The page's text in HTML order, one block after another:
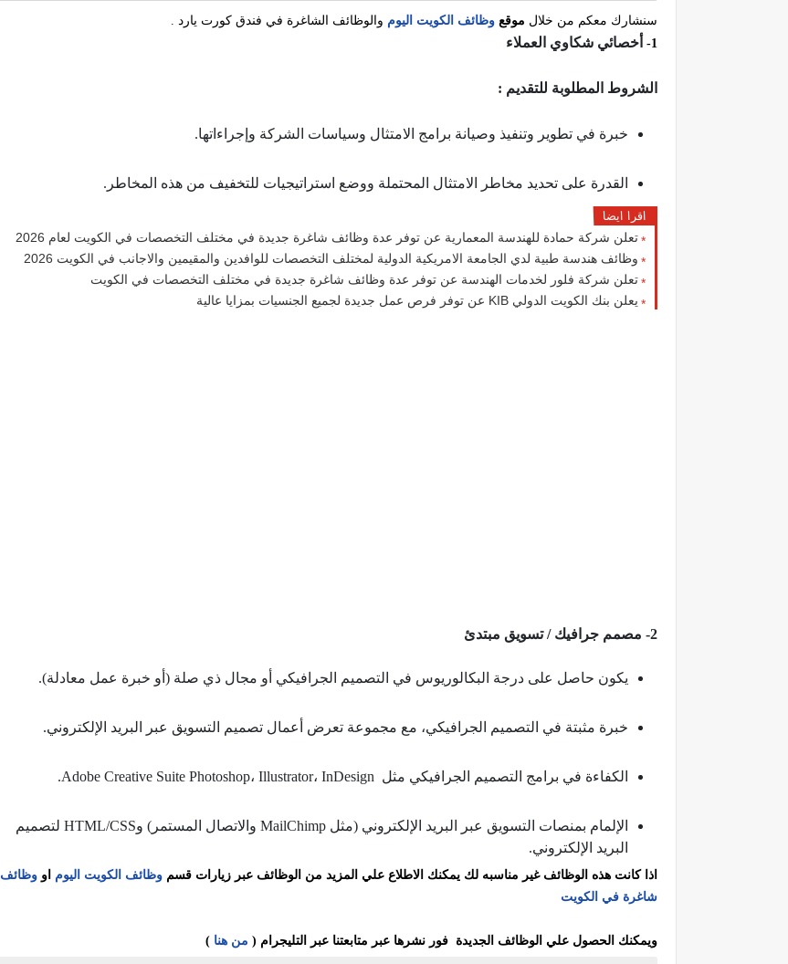
سنشارك معكم من خلال موقع وظائف الكويت اليوم والوظائف الشاغرة في فندق كورت يارد .
1-
أخصائي شكاوي العملاء
الشروط المطلوبة للتقديم :
خبرة في تطوير وتنفيذ وصيانة برامج الامتثال وسياسات الشركة وإجراءاتها.
القدرة على تحديد مخاطر الامتثال المحتملة ووضع استراتيجيات للتخفيف من هذه المخاطر.
اقرا ايضا
تعلن شركة حمادة للهندسة المعمارية عن توفر عدة وظائف شاغرة جديدة في مختلف التخصصات في الكويت لعام 2026
وظائف هندسة طبية لدي الجامعة الامريكية الدولية لمختلف التخصصات للوافدين والمقيمين والاجانب في الكويت 2026
تعلن شركة فلور لخدمات الهندسة عن توفر عدة وظائف شاغرة جديدة في مختلف التخصصات في الكويت
يعلن بنك الكويت الدولي KIB عن توفر فرص عمل جديدة لجميع الجنسيات بمزايا عالية
2- مصمم جرافيك / تسويق مبتدئ
يكون حاصل على درجة البكالوريوس في التصميم الجرافيكي أو مجال ذي صلة (أو خبرة عمل معادلة).
خبرة مثبتة في التصميم الجرافيكي، مع مجموعة تعرض أعمال تصميم التسويق عبر البريد الإلكتروني.
الكفاءة في برامج التصميم الجرافيكي مثل Adobe Creative Suite Photoshop، Illustrator، InDesign.
الإلمام بمنصات التسويق عبر البريد الإلكتروني (مثل MailChimp والاتصال المستمر) وHTML/CSS لتصميم
البريد الإلكتروني.
اذا كانت هذه الوظائف غير مناسبه لك يمكنك الاطلاع علي المزيد من الوظائف عبر زيارات قسم وظائف الكويت اليوم او وظائف
شاغرة في الكويت
ويمكنك الحصول علي الوظائف الجديدة فور نشرها عبر متابعتنا عبر التليجرام ( من هنا )